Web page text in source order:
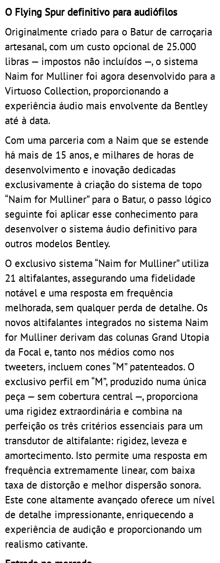
O Flying Spur definitivo para audiófilos
Originalmente criado para o Batur de carroçaria
artesanal, com um custo opcional de 25.000
libras — impostos não incluídos —, o sistema
Naim for Mulliner foi agora desenvolvido para a
Virtuoso Collection, proporcionando a
experiência áudio mais envolvente da Bentley
até à data.
Com uma parceria com a Naim que se estende
há mais de 15 anos, e milhares de horas de
desenvolvimento e inovação dedicadas
exclusivamente à criação do sistema de topo
“Naim for Mulliner” para o Batur, o passo lógico
seguinte foi aplicar esse conhecimento para
desenvolver o sistema áudio definitivo para
outros modelos Bentley.
O exclusivo sistema “Naim for Mulliner” utiliza
21 altifalantes, assegurando uma fidelidade
notável e uma resposta em frequência
melhorada, sem qualquer perda de detalhe. Os
novos altifalantes integrados no sistema Naim
for Mulliner derivam das colunas Grand Utopia
da Focal e, tanto nos médios como nos
tweeters, incluem cones “M” patenteados. O
exclusivo perfil em “M”, produzido numa única
peça — sem cobertura central —, proporciona
uma rigidez extraordinária e combina na
perfeição os três critérios essenciais para um
transdutor de altifalante: rigidez, leveza e
amortecimento. Isto permite uma resposta em
frequência extremamente linear, com baixa
taxa de distorção e melhor dispersão sonora.
Este cone altamente avançado oferece um nível
de detalhe impressionante, enriquecendo a
experiência de audição e proporcionando um
realismo cativante.